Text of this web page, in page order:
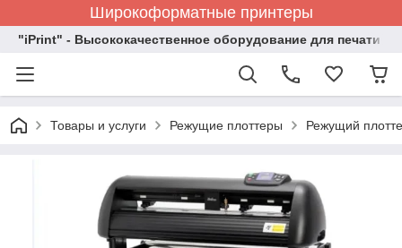
Широкоформатные принтеры
"iPrint" - Высококачественное оборудование для печати
Товары и услуги Режущие плоттеры Режущий